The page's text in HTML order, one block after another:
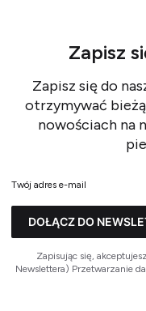
Zapisz
Zapisz się do
otrzymywać
nowościach na
Twój adres e-mail
DOŁĄCZ DO
Zapisując się,
Newslettera) Przetwarzanie